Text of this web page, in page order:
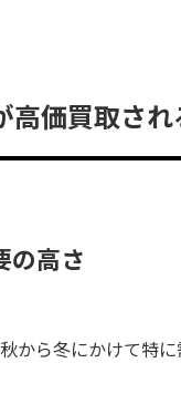
高価買取され
の高さ
から冬にかけて特に